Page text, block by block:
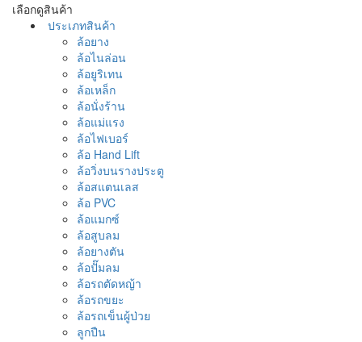
เลือกดูสินค้า
ประเภทสินค้า
ล้อยาง
ล้อไนล่อน
ล้อยูริเทน
ล้อเหล็ก
ล้อนั่งร้าน
ล้อแม่แรง
ล้อไฟเบอร์
ล้อ Hand Lift
ล้อวิ่งบนรางประตู
ล้อสแตนเลส
ล้อ PVC
ล้อแมกซ์
ล้อสูบลม
ล้อยางตัน
ล้อปั๊มลม
ล้อรถตัดหญ้า
ล้อรถขยะ
ล้อรถเข็นผู้ป่วย
ลูกปืน